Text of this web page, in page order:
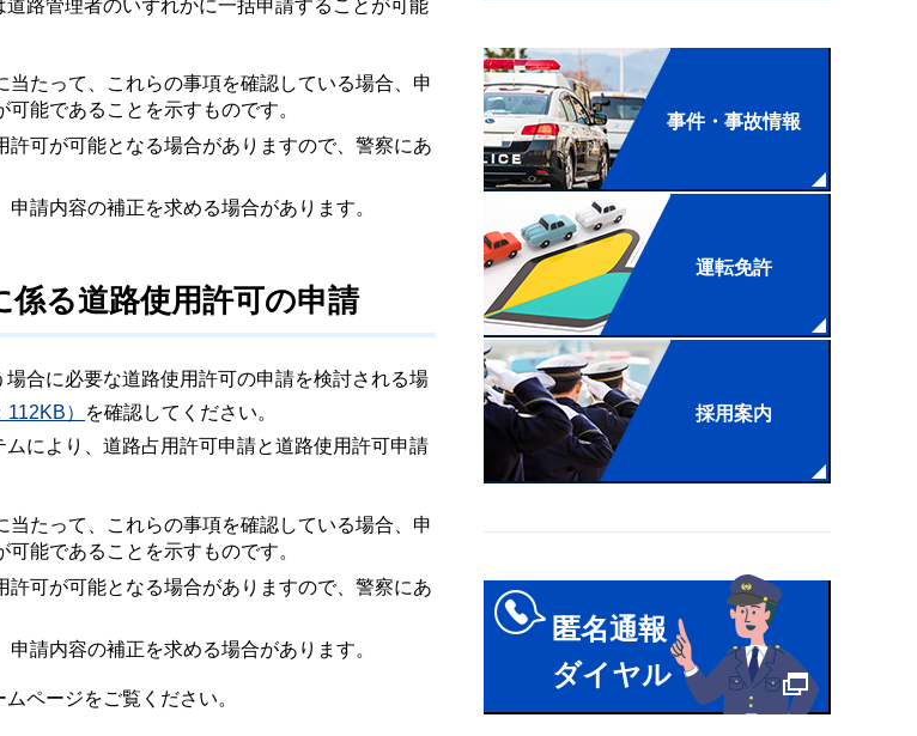
路管理者のいずれかに一括申請することが可能
たって、これらの事項を確認している場合、申
能であることを示すものです。
可が可能となる場合がありますので、警察にあ
請内容の補正を求める場合があります。
る道路使用許可の申請
合に必要な道路使用許可の申請を検討される場
）
を確認してください。
により、道路占用許可申請と道路使用許可申請
たって、これらの事項を確認している場合、申
能であることを示すものです。
可が可能となる場合がありますので、警察にあ
請内容の補正を求める場合があります。
ページをご覧ください。
事件・事故情報
運転免許
採用案内
匿名通報
ダイヤル